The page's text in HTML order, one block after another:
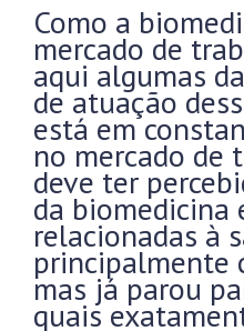
Como a
mercado de
aqui algumas
de atuação
está em
no mercado de
deve ter
da biomedicina
relacionadas à
principalmente
mas já parou
quais